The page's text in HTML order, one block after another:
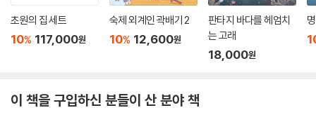
초원의 집 세트
10% 117,000원
숙제 외계인 곽배기 2
10% 12,600원
판타지 바다를 헤엄치
는 고래
18,000원
이 책을 구입하신 분들이 산 분야 책